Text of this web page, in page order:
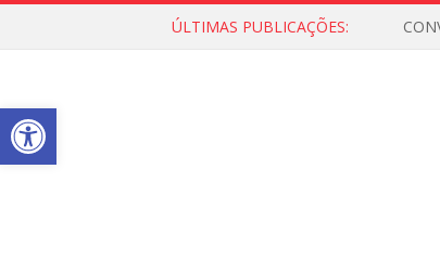
ÚLTIMAS PUBLICAÇÕES:
Open toolbar